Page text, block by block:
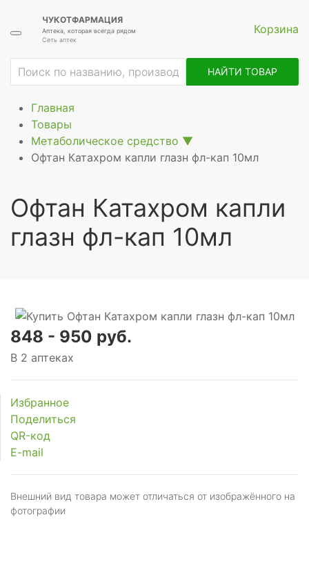
ЧУКОТФАРМАЦИЯ
Аптека, которая всегда рядом
Сеть аптек
Корзина
НАЙТИ ТОВАР
Главная
Товары
Метаболическое средство ▼
Офтан Катахром капли глазн фл-кап 10мл
Офтан Катахром капли
глазн фл-кап 10мл
848 - 950 руб.
В 2 аптеках
Избранное
Поделиться
QR-код
E-mail
Внешний вид товара может отличаться от изображённого на
фотографии